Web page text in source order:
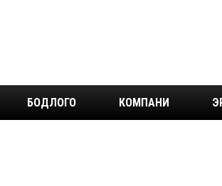
БОДЛОГО КОМПАНИ